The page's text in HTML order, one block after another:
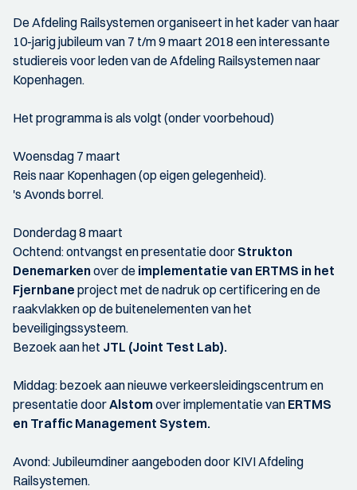
De Afdeling Railsystemen organiseert in het kader van haar
10-jarig jubileum van 7 t/m 9 maart 2018 een interessante
studiereis voor leden van de Afdeling Railsystemen naar
Kopenhagen.
Het programma is als volgt (onder voorbehoud)
Woensdag 7 maart
Reis naar Kopenhagen (op eigen gelegenheid).
's Avonds borrel.
Donderdag 8 maart
Ochtend: ontvangst en presentatie door Strukton
Denemarkenover de implementatie van ERTMS in het
Fjernbane project met de nadruk op certificering en de
raakvlakken op de buitenelementen van het
beveiligingssysteem.
Bezoek aan het JTL (Joint Test Lab).
Middag: bezoek aan nieuwe verkeersleidingscentrum en
presentatie doorAlstomover implementatie van ERTMS
en Traffic Management System.
Avond: Jubileumdiner aangeboden door KIVI Afdeling
Railsystemen.